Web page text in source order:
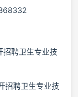
招聘卫生专业技
招聘卫生专业技